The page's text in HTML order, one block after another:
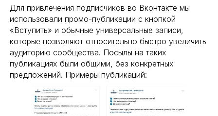
Для привлечения подписчиков во Вконтакте мы
использовали промо-публикации с кнопкой
«Вступить» и обычные универсальные записи,
которые позволяют относительно быстро увеличить
аудиторию сообщества. Посылы на таких
публикациях были общими, без конкретных
предложений. Примеры публикаций: